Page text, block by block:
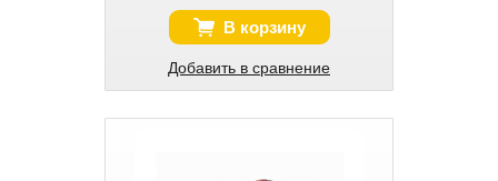
В корзину
Добавить в сравнение